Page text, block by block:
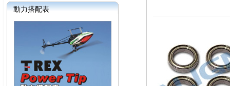
動力搭配表